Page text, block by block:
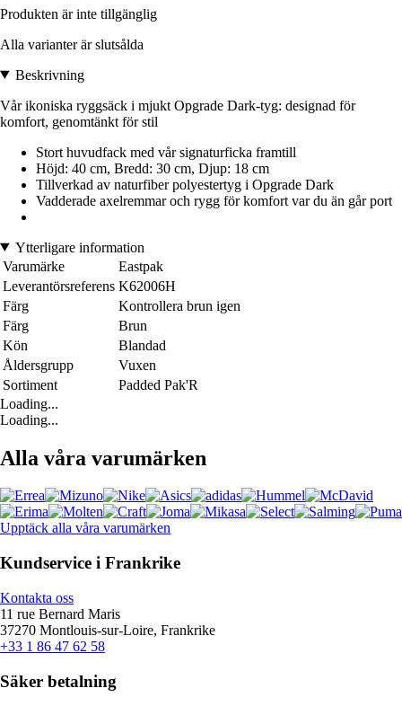
Produkten är inte tillgänglig
Alla varianter är slutsålda
Beskrivning
Vår ikoniska ryggsäck i mjukt Opgrade Dark-tyg: designad för
komfort, genomtänkt för stil
Stort huvudfack med vår signaturficka framtill
Höjd: 40 cm, Bredd: 30 cm, Djup: 18 cm
Tillverkad av naturfiber polyestertyg i Opgrade Dark
Vadderade axelremmar och rygg för komfort var du än går port
Ytterligare information
Varumärke
Eastpak
Leverantörsreferens K62006H
Färg
Kontrollera brun igen
Färg
Brun
Kön
Blandad
Åldersgrupp
Vuxen
Sortiment
Padded Pak'R
Loading...
Loading...
Alla våra varumärken
Upptäck alla våra varumärken
Kundservice i Frankrike
Kontakta oss
11 rue Bernard Maris
37270 Montlouis-sur-Loire, Frankrike
+33 1 86 47 62 58
Säker betalning